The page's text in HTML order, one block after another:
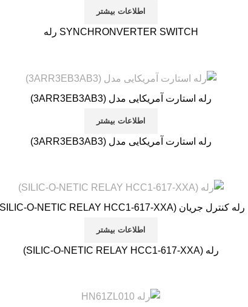
اطلاعات بیشتر
SYNCHRONVERTER SWITCH رله
رله استارت آمریکایی مدل (3ARR3EB3AB3)
اطلاعات بیشتر
رله استارت آمریکایی مدل (3ARR3EB3AB3)
رله کنترل جریان (SILIC-O-NETIC RELAY HCC1-617-XXA)
اطلاعات بیشتر
رله (SILIC-O-NETIC RELAY HCC1-617-XXA)